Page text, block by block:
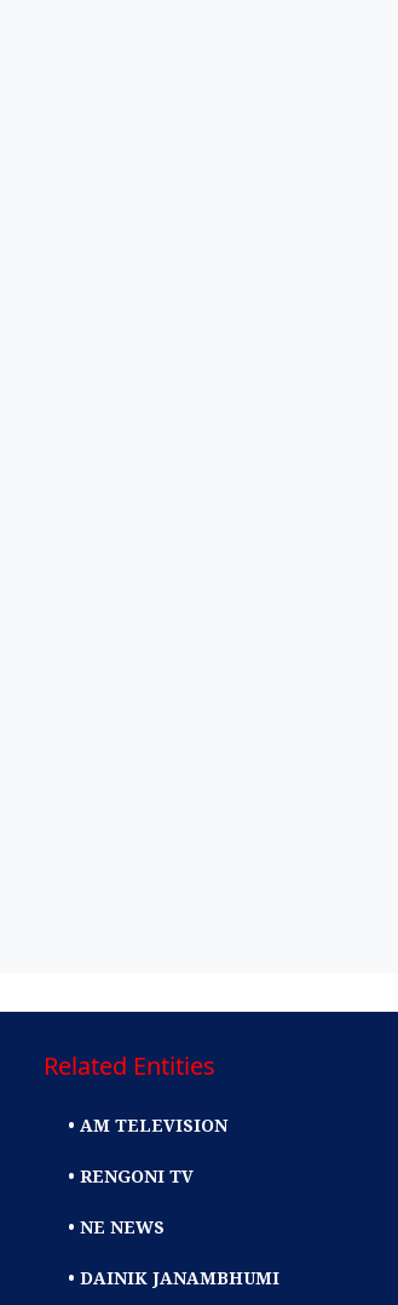
Related Entities
• AM TELEVISION
• RENGONI TV
• NE NEWS
• DAINIK JANAMBHUMI